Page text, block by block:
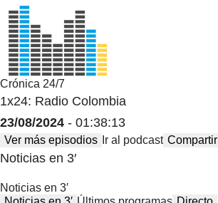
Crónica 24/7
1x24: Radio Colombia
23/08/2024 - 01:38:13
Ver más episodios Ir al podcast Compartir
Noticias en 3′
Noticias en 3′